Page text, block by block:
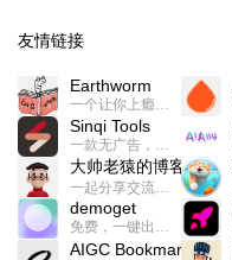
友情链接
Earthworm
一个让你上瘾的英语学习工具，使用 连词成句 、 i + 1 、 以终为始等学习理论来帮助你习得英语，通过不断的重复形成肌肉记忆，最重要的是 游戏化 的形式让学习英语从此不再痛苦
Sinqi Tools
一款无广告，界面清爽的神奇在线小工具集合，范围包括但不限于：开发，设计，日常生活等
大帅老猿的博客
一起分享交流生活学习，出海赚钱，编程技术，远程工作，优秀产品等相关话题。希望大家都能有所收获。
demoget
免费，一键出成片的录屏Demo软件。支持4K导出，立即下载使用。
AIGC Bookmarks